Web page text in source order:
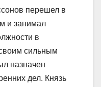
перешел в
и занимал
в
сильным
назначен
дел. Князь